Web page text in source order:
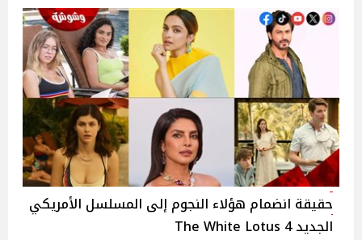
حقيقة انضمام هؤلاء النجوم إلى المسلسل الأمريكي
الجديد The White Lotus 4